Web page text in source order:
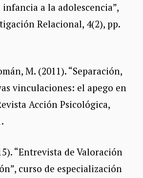
infancia a la adolescencia”,
Relacional, 4(2), pp.
M. (2011). “Separación,
vinculaciones: el apego en
Acción Psicológica,
“Entrevista de Valoración
curso de especialización